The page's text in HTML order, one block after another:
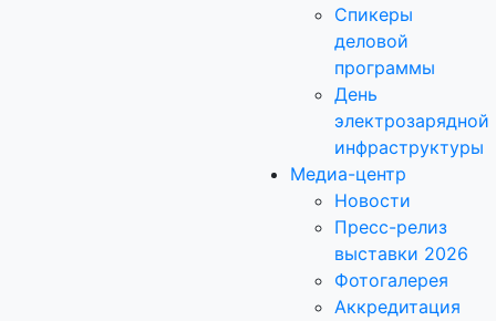
Спикеры
деловой
программы
День
электрозарядной
инфраструктуры
Медиа-центр
Новости
Пресс-релиз
выставки 2026
Фотогалерея
Аккредитация